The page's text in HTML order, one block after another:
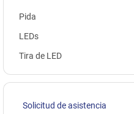
Pida
LEDs
Tira de LED
Solicitud de asistencia